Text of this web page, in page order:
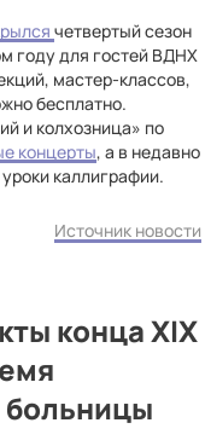
четвертый сезон
году для гостей ВДНХ
мастер-классов,
бесплатно.
и колхозница» по
концерты, а в недавно
каллиграфии.
Источник новости
конца XIX
больницы